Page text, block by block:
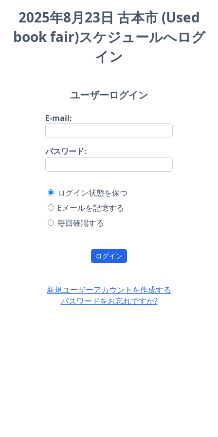
2025年8月23日 古本市 (Used
book fair)スケジュールへログ
イン
ユーザーログイン
E-mail:
パスワード:
ログイン状態を保つ
Eメールを記憶する
毎回確認する
ログイン
新規ユーザーアカウントを作成する
パスワードをお忘れですか?